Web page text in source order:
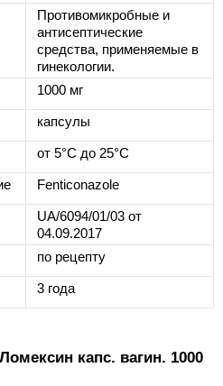
Противомикробные и
антисептические
средства, применяемые в
гинекологии.
1000 мг
капсулы
от 5°C до 25°C
Fenticonazole
UA/6094/01/03 от
04.09.2017
по рецепту
3 года
капс. вагин. 1000